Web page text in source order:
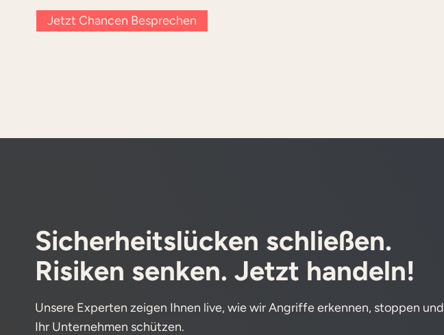
Jetzt Chancen Besprechen
Sicherheitslücken schließen.
Risiken senken. Jetzt handeln!
Unsere Experten zeigen Ihnen live, wie wir Angriffe erkennen, stoppen und
Ihr Unternehmen schützen.